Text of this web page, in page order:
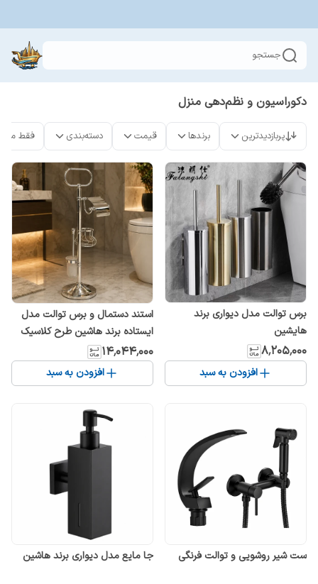
جستجو
دکوراسیون و نظم‌دهی منزل
پربازدیدترین برندها قیمت دسته‌بندی فقط
برس توالت مدل دیواری برند
هایشین
۸٬۲۰۵٬۰۰۰
افزودن به سبد
استند دستمال و برس توالت مدل
ایستاده برند هاشین طرح کلاسیک
۱۴٬۰۴۴٬۰۰۰
افزودن به سبد
ست شیر روشویی و توالت فرنگی جا مایع مدل دیواری برند هاشین